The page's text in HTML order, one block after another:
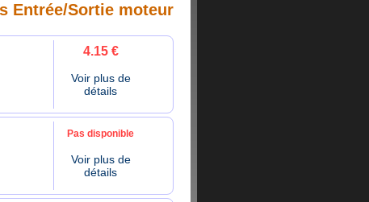
Entrée/Sortie moteur
4.15 €
Voir plus de
détails
Pas disponible
Voir plus de
détails